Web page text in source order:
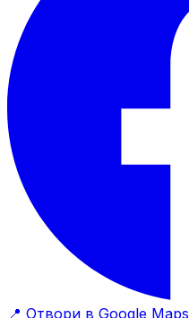
📍 Отвори в Google Maps